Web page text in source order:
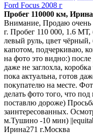
Ford Focus 2008 г
Пробег 110000 км,
Внимание, Продаю очень
г. Пробег 110 000, 1.6
левый руль, цвет
капотом, подчеркиваю,
на фото это видно:)
даже не заглохла,
пока актуальна, готов
покупателю на месте.
делать фото того, что
поставлю дороже)
заинтересованных.
м.Тушино -10 мин)
Ирина271 г.Москва